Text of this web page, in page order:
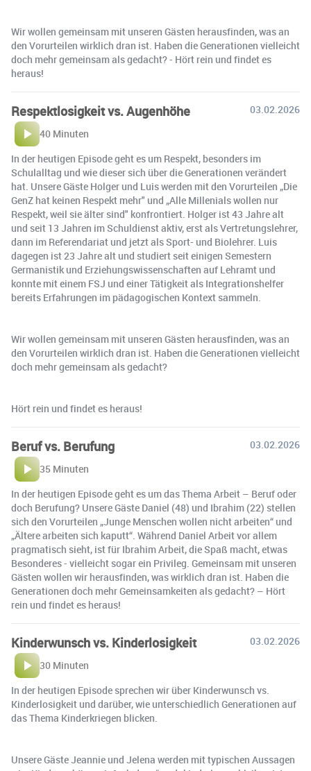
Wir wollen gemeinsam mit unseren Gästen herausfinden, was an
den Vorurteilen wirklich dran ist. Haben die Generationen vielleicht
doch mehr gemeinsam als gedacht? - Hört rein und findet es
heraus!
Respektlosigkeit vs. Augenhöhe
03.02.2026
40 Minuten
In der heutigen Episode geht es um Respekt, besonders im
Schulalltag und wie dieser sich über die Generationen verändert
hat. Unsere Gäste Holger und Luis werden mit den Vorurteilen „Die
GenZ hat keinen Respekt mehr" und „Alle Millenials wollen nur
Respekt, weil sie älter sind" konfrontiert. Holger ist 43 Jahre alt
und seit 13 Jahren im Schuldienst aktiv, erst als Vertretungslehrer,
dann im Referendariat und jetzt als Sport- und Biolehrer. Luis
dagegen ist 23 Jahre alt und studiert seit einigen Semestern
Germanistik und Erziehungswissenschaften auf Lehramt und
konnte mit einem FSJ und einer Tätigkeit als Integrationshelfer
bereits Erfahrungen im pädagogischen Kontext sammeln.
Wir wollen gemeinsam mit unseren Gästen herausfinden, was an
den Vorurteilen wirklich dran ist. Haben die Generationen vielleicht
doch mehr gemeinsam als gedacht?
Hört rein und findet es heraus!
Beruf vs. Berufung
03.02.2026
35 Minuten
In der heutigen Episode geht es um das Thema Arbeit – Beruf oder
doch Berufung? Unsere Gäste Daniel (48) und Ibrahim (22) stellen
sich den Vorurteilen „Junge Menschen wollen nicht arbeiten“ und
„Ältere arbeiten sich kaputt“. Während Daniel Arbeit vor allem
pragmatisch sieht, ist für Ibrahim Arbeit, die Spaß macht, etwas
Besonderes - vielleicht sogar ein Privileg. Gemeinsam mit unseren
Gästen wollen wir herausfinden, was wirklich dran ist. Haben die
Generationen doch mehr Gemeinsamkeiten als gedacht? – Hört
rein und findet es heraus!
Kinderwunsch vs. Kinderlosigkeit
03.02.2026
30 Minuten
In der heutigen Episode sprechen wir über Kinderwunsch vs.
Kinderlosigkeit und darüber, wie unterschiedlich Generationen auf
das Thema Kinderkriegen blicken.
Unsere Gäste Jeannie und Jelena werden mit typischen Aussagen